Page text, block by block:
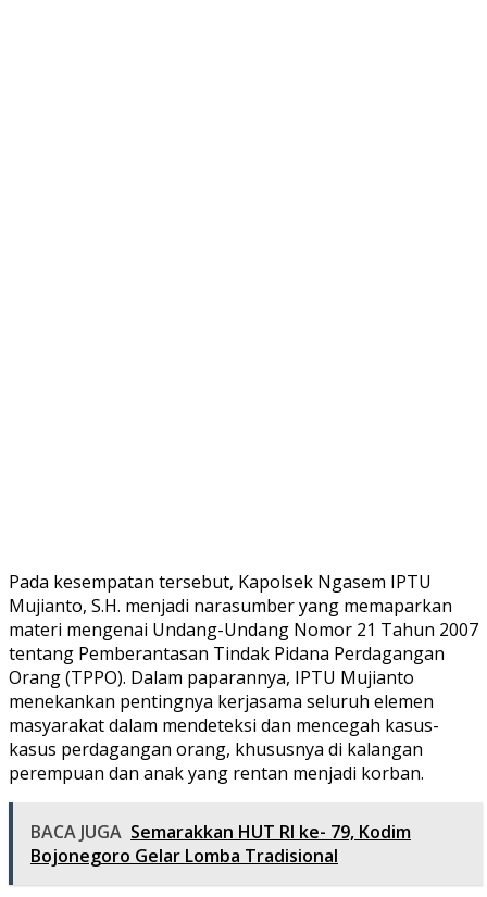
Pada kesempatan tersebut, Kapolsek Ngasem IPTU
Mujianto, S.H. menjadi narasumber yang memaparkan
materi mengenai Undang-Undang Nomor 21 Tahun 2007
tentang Pemberantasan Tindak Pidana Perdagangan
Orang (TPPO). Dalam paparannya, IPTU Mujianto
menekankan pentingnya kerjasama seluruh elemen
masyarakat dalam mendeteksi dan mencegah kasus-
kasus perdagangan orang, khususnya di kalangan
perempuan dan anak yang rentan menjadi korban.
BACA JUGA Semarakkan HUT RI ke- 79, Kodim
Bojonegoro Gelar Lomba Tradisional